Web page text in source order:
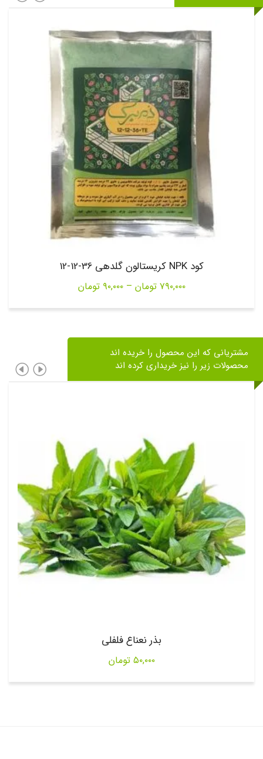
کود NPK کریستالون گلدهی 36-12-12
۷۹۰,۰۰۰ تومان – ۹۰,۰۰۰ تومانPrice
through
مشتریانی که این محصول را خریده اند
محصولات زیر را نیز خریداری کرده اند
بذر نعناع فلفلی
۵۰,۰۰۰ تومان